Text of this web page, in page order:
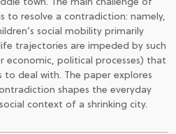
town. The main challenge of
to resolve a contradiction: namely,
social mobility primarily
trajectories are impeded by such
economic, political processes) that
to deal with. The paper explores
shapes the everyday
context of a shrinking city.